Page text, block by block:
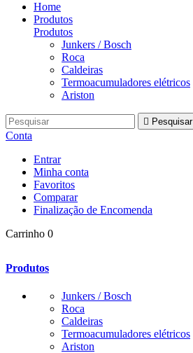
Home
Produtos
Produtos
Junkers / Bosch
Roca
Caldeiras
Termoacumuladores elétricos
Ariston
 Pesquisar
Conta
Entrar
Minha conta
Favoritos
Comparar
Finalização de Encomenda
Carrinho 0
Produtos
Junkers / Bosch
Roca
Caldeiras
Termoacumuladores elétricos
Ariston